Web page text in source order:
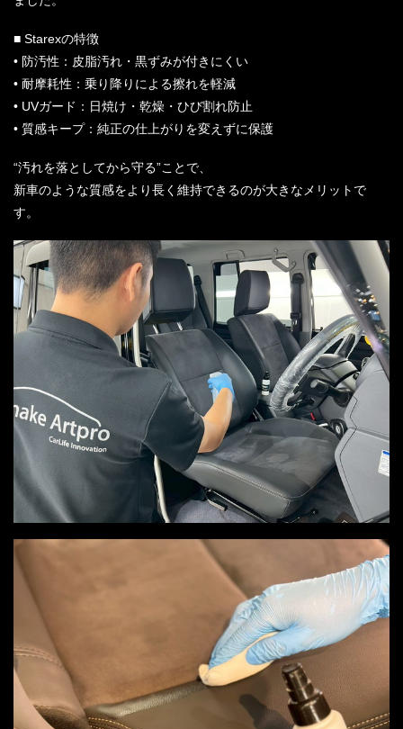
■ Starexの特徴
• 防汚性：皮脂汚れ・黒ずみが付きにくい
• 耐摩耗性：乗り降りによる擦れを軽減
• UVガード：日焼け・乾燥・ひび割れ防止
• 質感キープ：純正の仕上がりを変えずに保護
“汚れを落としてから守る”ことで、
新車のような質感をより長く維持できるのが大きなメリットで
す。